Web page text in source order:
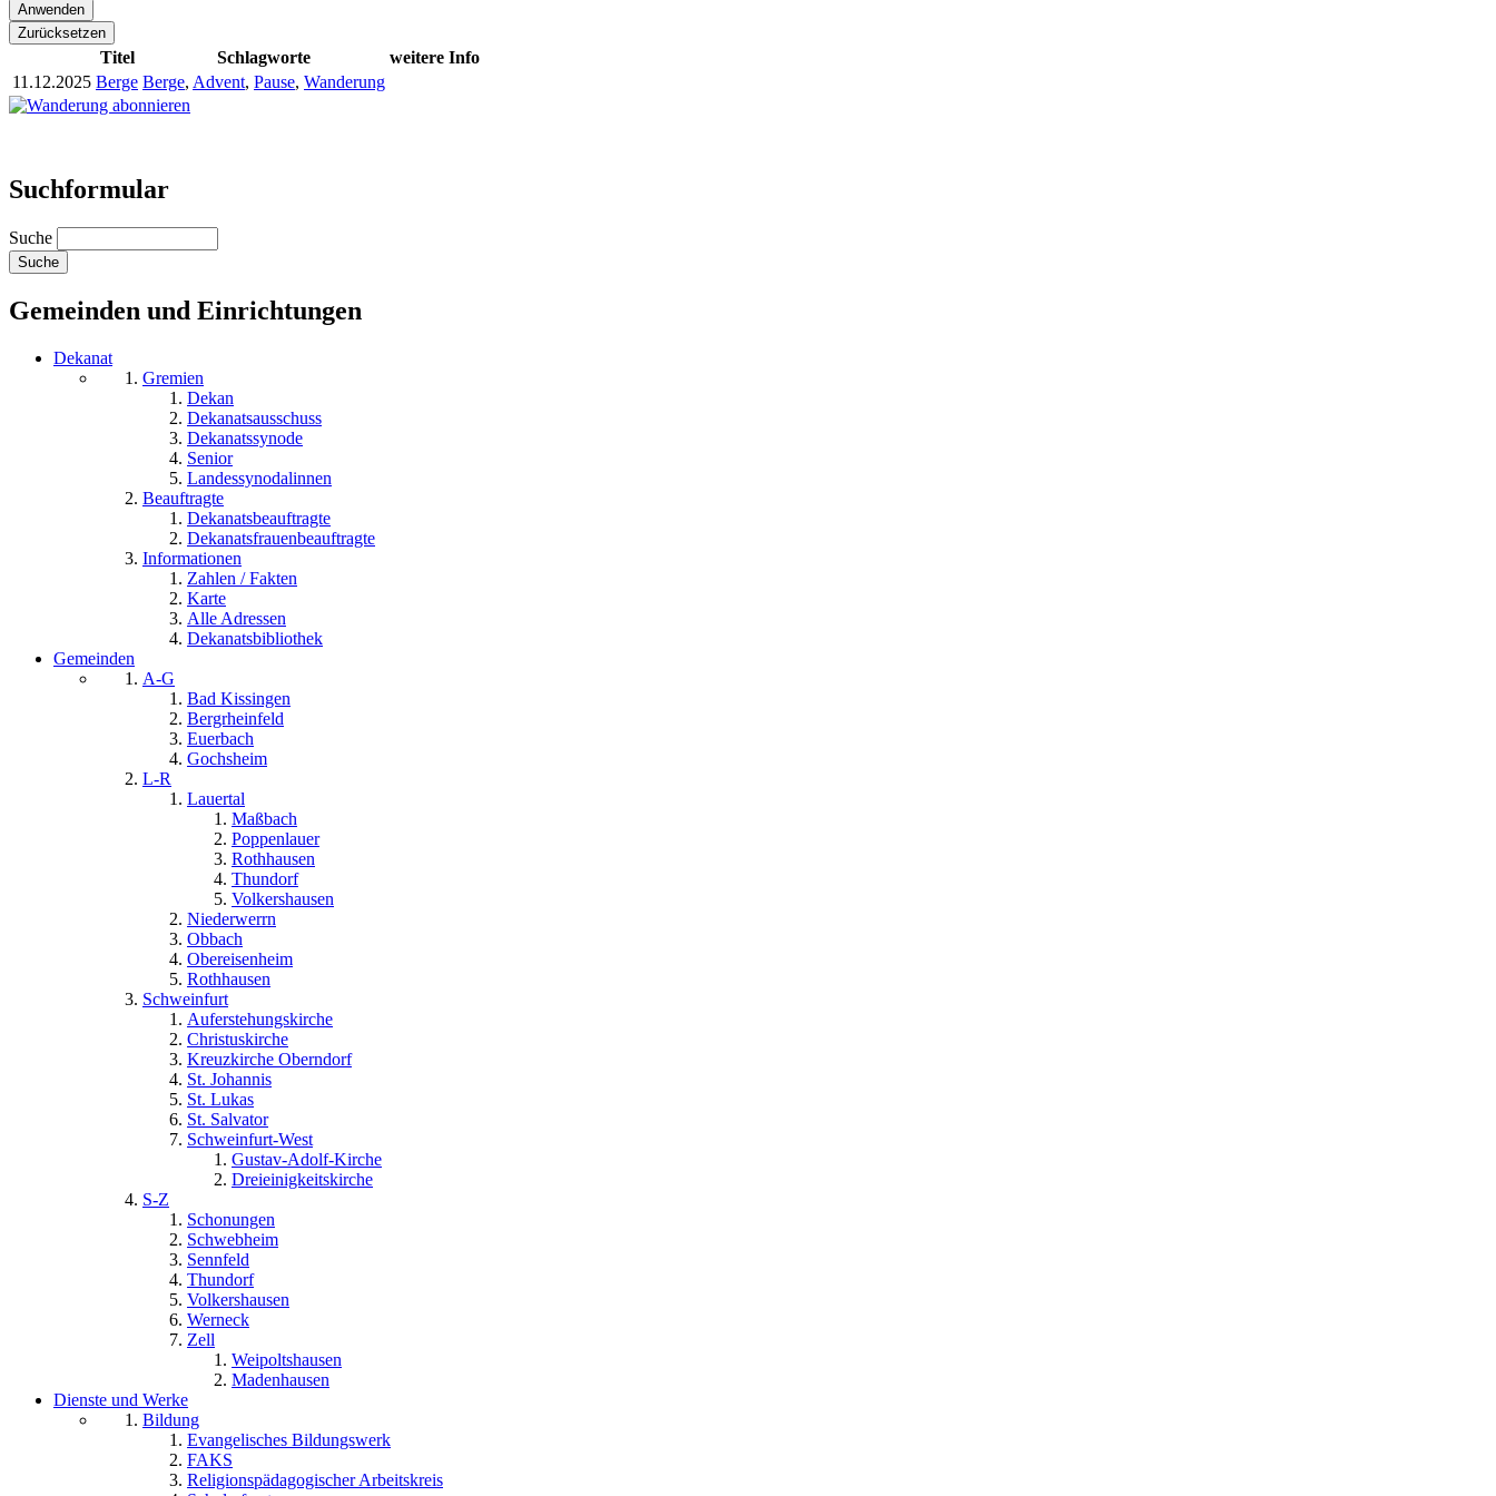
Titel Schlagworte
weitere Info
11.12.2025 Berge Berge, Advent, Pause, Wanderung
Suchformular
Suche
Gemeinden und Einrichtungen
Dekanat
Gremien
Dekan
Dekanatsausschuss
Dekanatssynode
Senior
Landessynodalinnen
Beauftragte
Dekanatsbeauftragte
Dekanatsfrauenbeauftragte
Informationen
Zahlen / Fakten
Karte
Alle Adressen
Dekanatsbibliothek
Gemeinden
A-G
Bad Kissingen
Bergrheinfeld
Euerbach
Gochsheim
L-R
Lauertal
Maßbach
Poppenlauer
Rothhausen
Thundorf
Volkershausen
Niederwerrn
Obbach
Obereisenheim
Rothhausen
Schweinfurt
Auferstehungskirche
Christuskirche
Kreuzkirche Oberndorf
St. Johannis
St. Lukas
St. Salvator
Schweinfurt-West
Gustav-Adolf-Kirche
Dreieinigkeitskirche
S-Z
Schonungen
Schwebheim
Sennfeld
Thundorf
Volkershausen
Werneck
Zell
Weipoltshausen
Madenhausen
Dienste und Werke
Bildung
Evangelisches Bildungswerk
FAKS
Religionspädagogischer Arbeitskreis